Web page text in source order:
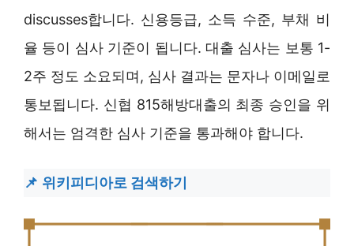
discusses합니다. 신용등급, 소득 수준, 부채 비
율 등이 심사 기준이 됩니다. 대출 심사는 보통 1-
2주 정도 소요되며, 심사 결과는 문자나 이메일로
통보됩니다. 신협 815해방대출의 최종 승인을 위
해서는 엄격한 심사 기준을 통과해야 합니다.
위키피디아로 검색하기